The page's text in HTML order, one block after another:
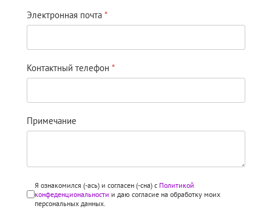
КОНТАКТЫ
Электронная почта *
Контактный телефон *
Примечание
Я ознакомился (-ась) и согласен (-сна) с Политикой
конфеденциональности и даю согласие на обработку моих
персональных данных.